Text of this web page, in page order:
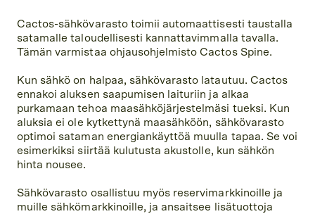
Cactos-sähkövarasto toimii automaattisesti taustalla
satamalle taloudellisesti kannattavimmalla tavalla.
Tämän varmistaa ohjausohjelmisto Cactos Spine.
Kun sähkö on halpaa, sähkövarasto latautuu. Cactos
ennakoi aluksen saapumisen laituriin ja alkaa
purkamaan tehoa maasähköjärjestelmäsi tueksi. Kun
aluksia ei ole kytkettynä maasähköön, sähkövarasto
optimoi sataman energiankäyttöä muulla tapaa. Se voi
esimerkiksi siirtää kulutusta akustolle, kun sähkön
hinta nousee.
Sähkövarasto osallistuu myös reservimarkkinoille ja
muille sähkömarkkinoille, ja ansaitsee lisätuottoja